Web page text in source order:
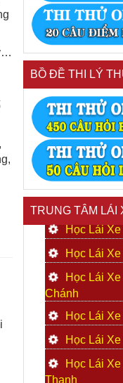
BỒ ĐỀ THI LÝ
TRUNG TÂM LÁI
Học Lái
Học Lái
Học Lái
Chánh
Học Lái
Học Lái
Học Lái
Thạnh